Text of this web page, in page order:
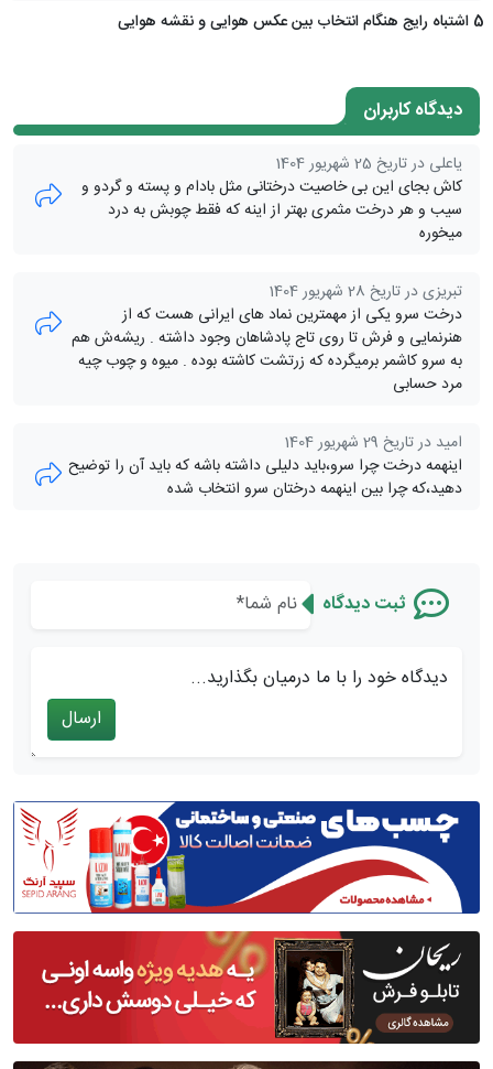
5 اشتباه رایج هنگام انتخاب بین عکس هوایی و نقشه هوایی
دیدگاه کاربران
یاعلی در تاریخ 25 شهریور 1404
کاش بجای این بی خاصیت درختانی مثل بادام و پسته و گردو و
سیب و هر درخت مثمری بهتر از اینه که فقط چوبش به درد
میخوره
تبریزی در تاریخ 28 شهریور 1404
درخت سرو یکی از مهمترین نماد های ایرانی هست که از
هنرنمایی و فرش تا روی تاج پادشاهان وجود داشته . ریشه‌ش هم
به سرو کاشمر برمیگرده که زرتشت کاشته بوده . میوه و چوب چیه
مرد حسابی
امید در تاریخ 29 شهریور 1404
اینهمه درخت چرا سرو،باید دلیلی داشته باشه که باید آن را توضیح
دهید،که چرا بین اینهمه درختان سرو انتخاب شده
ثبت دیدگاه
دیدگاه خود را با ما درمیان بگذارید...
ارسال